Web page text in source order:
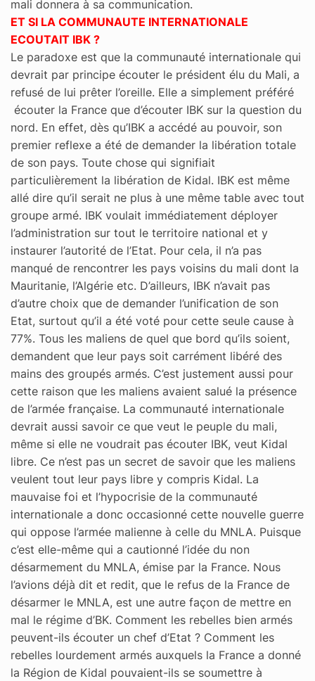
mali donnera à sa communication.
ET SI LA COMMUNAUTE INTERNATIONALE
ECOUTAIT IBK ?
Le paradoxe est que la communauté internationale qui
devrait par principe écouter le président élu du Mali, a
refusé de lui prêter l’oreille. Elle a simplement préféré
écouter la France que d’écouter IBK sur la question du
nord. En effet, dès qu’IBK a accédé au pouvoir, son
premier reflexe a été de demander la libération totale
de son pays. Toute chose qui signifiait
particulièrement la libération de Kidal. IBK est même
allé dire qu’il serait ne plus à une même table avec tout
groupe armé. IBK voulait immédiatement déployer
l’administration sur tout le territoire national et y
instaurer l’autorité de l’Etat. Pour cela, il n’a pas
manqué de rencontrer les pays voisins du mali dont la
Mauritanie, l’Algérie etc. D’ailleurs, IBK n’avait pas
d’autre choix que de demander l’unification de son
Etat, surtout qu’il a été voté pour cette seule cause à
77%. Tous les maliens de quel que bord qu’ils soient,
demandent que leur pays soit carrément libéré des
mains des groupés armés. C’est justement aussi pour
cette raison que les maliens avaient salué la présence
de l’armée française. La communauté internationale
devrait aussi savoir ce que veut le peuple du mali,
même si elle ne voudrait pas écouter IBK, veut Kidal
libre. Ce n’est pas un secret de savoir que les maliens
veulent tout leur pays libre y compris Kidal. La
mauvaise foi et l’hypocrisie de la communauté
internationale a donc occasionné cette nouvelle guerre
qui oppose l’armée malienne à celle du MNLA. Puisque
c’est elle-même qui a cautionné l’idée du non
désarmement du MNLA, émise par la France. Nous
l’avions déjà dit et redit, que le refus de la France de
désarmer le MNLA, est une autre façon de mettre en
mal le régime d’BK. Comment les rebelles bien armés
peuvent-ils écouter un chef d’Etat ? Comment les
rebelles lourdement armés auxquels la France a donné
la Région de Kidal pouvaient-ils se soumettre à